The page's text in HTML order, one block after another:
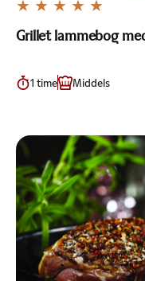
Grillet lammebog
1 time Middels